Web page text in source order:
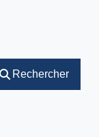
Rechercher